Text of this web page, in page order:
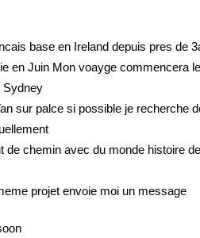
base en Ireland depuis pres de
en Juin Mon voayge commencera
Sydney
sur palce si possible je recherche
de chemin avec du monde histoire
projet envoie moi un message